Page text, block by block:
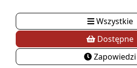
Wszystkie
Dostępne
Zapowiedzi